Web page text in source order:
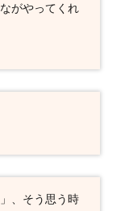
がやってくれ
、そう思う時